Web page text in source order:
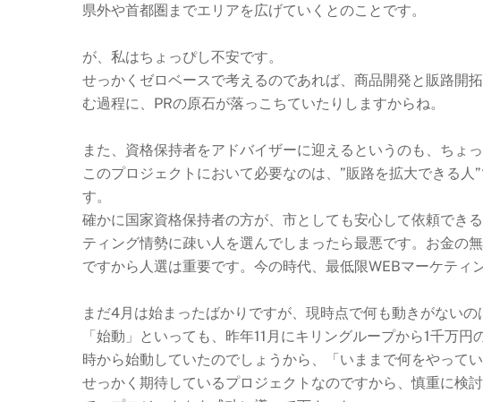
県外や首都圏までエリアを広げていくとのことです。
が、私はちょっぴし不安です。
せっかくゼロベースで考えるのであれば、商品開発と販路開
む過程に、PRの原石が落っこちていたりしますからね。
また、資格保持者をアドバイザーに迎えるというのも、ちょ
このプロジェクトにおいて必要なのは、”販路を拡大できる
す。
確かに国家資格保持者の方が、市としても安心して依頼でき
ティング情勢に疎い人を選んでしまったら最悪です。お金の無
ですから人選は重要です。今の時代、最低限WEBマーケティ
まだ4月は始まったばかりですが、現時点で何も動きがないの
「始動」といっても、昨年11月にキリングループから1千万
時から始動していたのでしょうから、「いままで何をやって
せっかく期待しているプロジェクトなのですから、慎重に検